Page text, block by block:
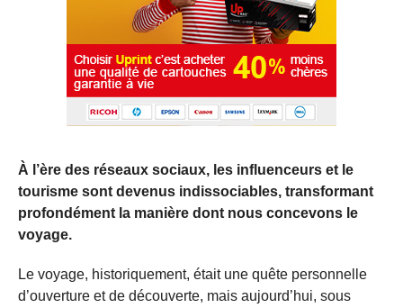
À l’ère des réseaux sociaux, les influenceurs et le
tourisme sont devenus indissociables, transformant
profondément la manière dont nous concevons le
voyage.
Le voyage, historiquement, était une quête personnelle
d’ouverture et de découverte, mais aujourd’hui, sous